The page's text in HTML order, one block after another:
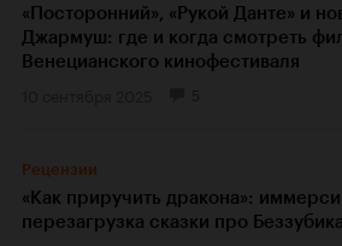
«Посторонний», «Рукой Данте» и
Джармуш: где и когда смотреть
Венецианского кинофестиваля
Рецензии
«Как приручить дракона»:
перезагрузка сказки про Беззубика